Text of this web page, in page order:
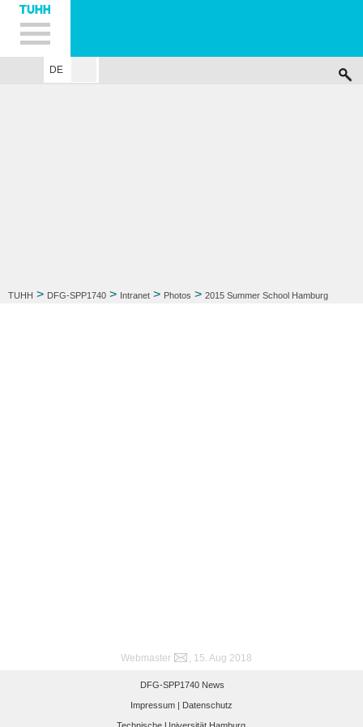
Hauptnavigation
Unternavigation
Inhalt
Suche
DE
TUHH > DFG-SPP1740 > Intranet > Photos > 2015 Summer School Hamburg
Webmaster , 15. Aug 2018
DFG-SPP1740 News
Impressum | Datenschutz